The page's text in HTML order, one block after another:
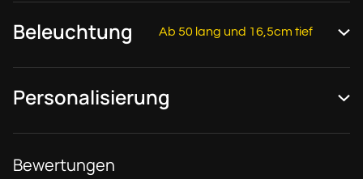
Beleuchtung Ab 50 lang und 16,5cm tief
Personalisierung
Bewertungen